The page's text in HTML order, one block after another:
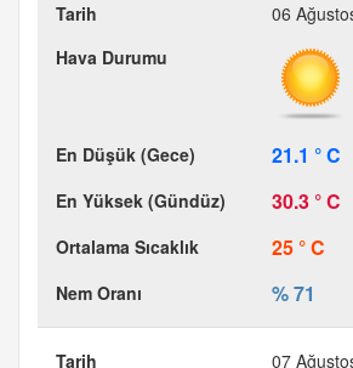
06
21.1 ° C
30.3 ° C
25 ° C
% 71
07